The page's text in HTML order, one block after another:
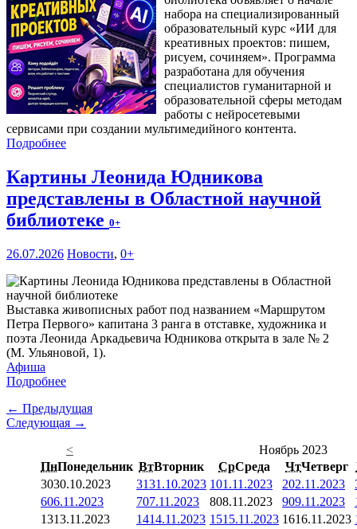
набора на специализированный
образовательный курс «ИИ для
креативных проектов: пишем,
рисуем, сочиняем». Программа
разработана для обучения
специалистов гуманитарной и
образовательной сферы методам
работы с нейросетевыми
сервисами при создании мультимедийного контента.
Подробнее
Картины Леонида Юдникова
представлены в Областной научной
библиотеке 0+
26.07.2026 Новости, 0+
Выставка живописных работ под названием «Маршрутом
Петра Первого» капитана 3 ранга в отставке, художника и
поэта Леонида Аркадьевича Юдникова открыта в зале № 2
(М. Ульяновой, 1).
Афиша
Подробнее
← Предыдущая
Следующая →
<
Ноябрь 2023
ПнПонедельник ВтВторник СрСреда ЧтЧетверг
3030.10.2023 3131.10.2023 101.11.2023 202.11.2023
606.11.2023 707.11.2023 808.11.2023 909.11.2023
1313.11.2023 1414.11.2023 1515.11.2023 1616.11.2023